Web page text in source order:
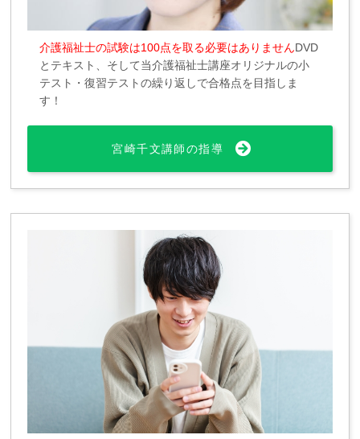
介護福祉士の試験は100点を取る必要はありませんDVD
とテキスト、そして当介護福祉士講座オリジナルの小
テスト・復習テストの繰り返しで合格点を目指しま
す！
宮崎千文講師の指導